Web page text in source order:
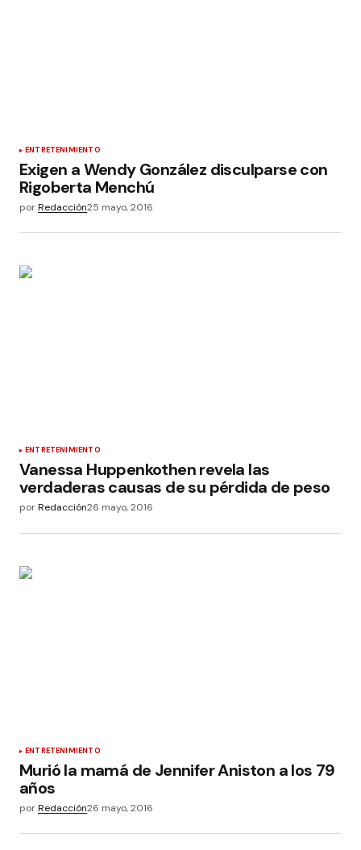
ENTRETENIMIENTO
Exigen a Wendy González disculparse con
Rigoberta Menchú
porRedacción25 mayo, 2016
ENTRETENIMIENTO
Vanessa Huppenkothen revela las
verdaderas causas de su pérdida de peso
porRedacción26 mayo, 2016
ENTRETENIMIENTO
Murió la mamá de Jennifer Aniston a los 79
años
porRedacción26 mayo, 2016